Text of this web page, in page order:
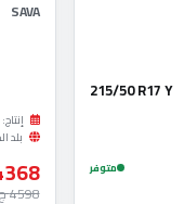
215/50 R17 Y
متوفر
SAVA
إنتاج: 2026
بلد
4368
4598 ج.م